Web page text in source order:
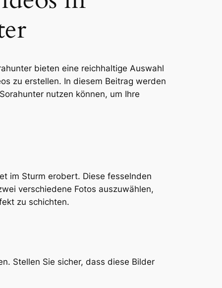
bieten eine reichhaltige Auswahl
zu erstellen. In diesem Beitrag werden
nutzen können, um Ihre
im Sturm erobert. Diese fesselnden
verschiedene Fotos auszuwählen,
zu schichten.
Stellen Sie sicher, dass diese Bilder